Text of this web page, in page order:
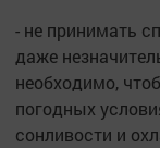
- не принимать
даже
необходимо,
погодных
сонливости и